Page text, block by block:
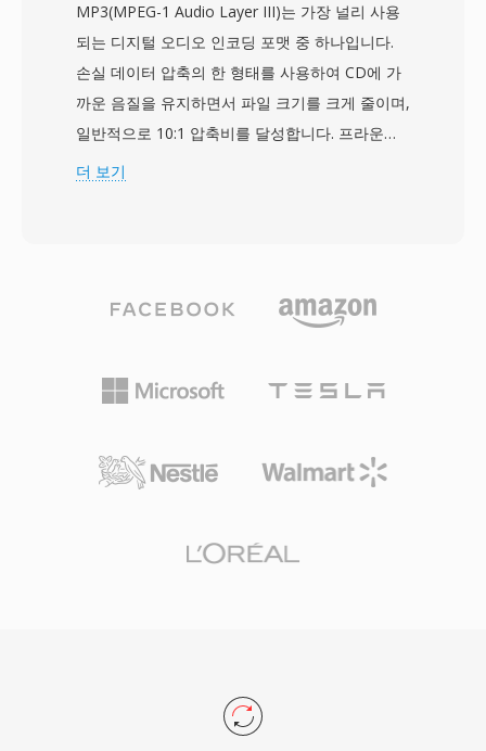
특징 중 하나는 단순한 내부 구조로, 더 복잡한 최
신 컨테이너에 비해 바이너리 수준에서 AVI 파일
을 비교적 쉽게 편집하고 처리할 수 있다는 것입니
다. AVI는 또한 다중 오디오 스트림을 지원하여, 단
일 파일 내에서 다국어 콘텐츠를 가능하게 합니다.
그러나 원래 사양에는 초기 구현에서의 2GB 파일
하는 파일을 허용하여 크기 제한 문제를 해결했습
니다. 수십 년의 역사에도 불구하고, AVI는 가장 보
아 있으며, 모든 주요 운영체제의 미디어 플레이어
MP3(MPEG-1 Audio Layer III)는 가장 널리 사용
되는 디지털 오디오 인코딩 포맷 중 하나입니다.
손실 데이터 압축의 한 형태를 사용하여 CD에 가
까운 음질을 유지하면서 파일 크기를 크게 줄이며,
일반적으로 10:1 압축비를 달성합니다. 프라운호
퍼 협회가 다른 디지털 과학자들과 협력하여 개발
을 맞출 수 있습니다. 효율적인 압축, 광범위한 기
명의 원동력이 되었으며, 인터넷을 통한 실용적인
음악 저장과 배포를 가능하게 했습니다. 오늘날에
제, 휴대용 기기에서 가장 보편적으로 지원되는 오
더 보기